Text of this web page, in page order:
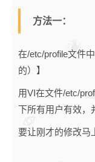
方法一：
在/etc/profile文件
的）】
用VI在文件/etc/
下所有用户有效，
要让刚才的修改马